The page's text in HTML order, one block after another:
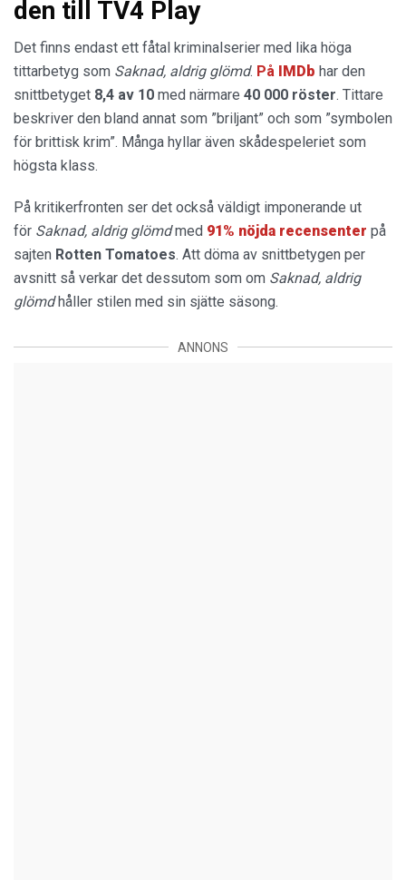
den till TV4 Play
Det finns endast ett fåtal kriminalserier med lika höga
tittarbetyg som Saknad, aldrig glömd. På IMDb har den
snittbetyget 8,4 av 10 med närmare 40 000 röster. Tittare
beskriver den bland annat som ”briljant” och som ”symbolen
för brittisk krim”. Många hyllar även skådespeleriet som
högsta klass.
På kritikerfronten ser det också väldigt imponerande ut
för Saknad, aldrig glömdmed 91% nöjda recensenter på
sajten Rotten Tomatoes. Att döma av snittbetygen per
avsnitt så verkar det dessutom som om Saknad, aldrig
glömdhåller stilen med sin sjätte säsong.
ANNONS